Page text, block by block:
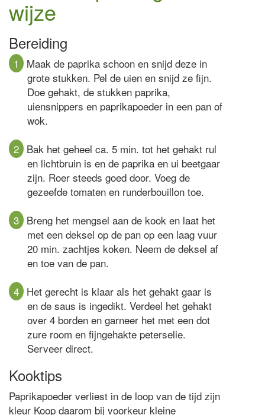
wijze
Bereiding
1
Maak de paprika schoon en snijd deze in
grote stukken. Pel de uien en snijd ze fijn.
Doe gehakt, de stukken paprika,
uiensnippers en paprikapoeder in een pan of
wok.
2 Bak het geheel ca. 5 min. tot het gehakt rul
en lichtbruin is en de paprika en ui beetgaar
zijn. Roer steeds goed door. Voeg de
gezeefde tomaten en runderbouillon toe.
3 Breng het mengsel aan de kook en laat het
met een deksel op de pan op een laag vuur
20 min. zachtjes koken. Neem de deksel af
en toe van de pan.
4 Het gerecht is klaar als het gehakt gaar is
en de saus is ingedikt. Verdeel het gehakt
over 4 borden en garneer het met een dot
zure room en fijngehakte peterselie.
Serveer direct.
Kooktips
Paprikapoeder verliest in de loop van de tijd zijn
kleur Koop daarom bij voorkeur kleine